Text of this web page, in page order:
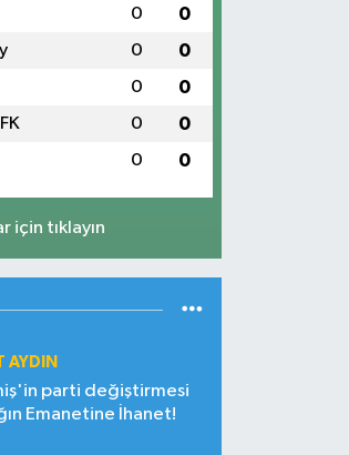
0 0
0 0
0 0
0 0
0 0
için tıklayın
AYDIN
parti değiştirmesi
Emanetine İhanet!